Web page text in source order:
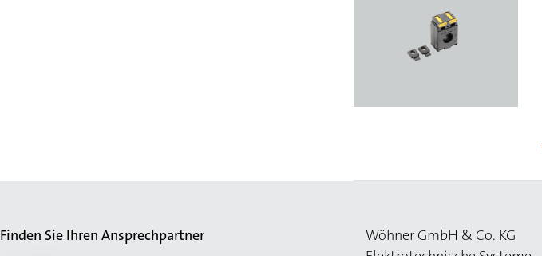
Finden Sie Ihren Ansprechpartner
Wöhner GmbH & Co. KG